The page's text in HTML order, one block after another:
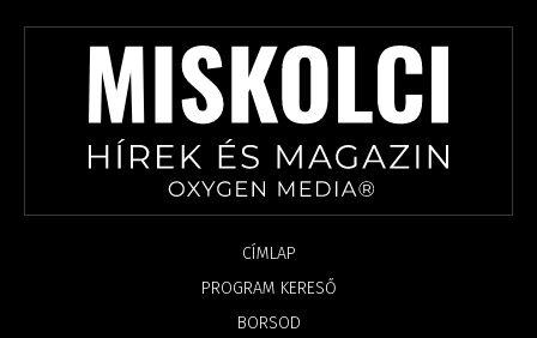
CÍMLAP
PROGRAM KERESŐ
BORSOD